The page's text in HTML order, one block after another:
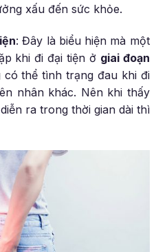
xấu đến sức khỏe.
: Đây là biểu hiện mà một
khi đi đại tiện ở giai đoạn
có thể tình trạng đau khi đi
nhân khác. Nên khi thấy
ra trong thời gian dài thì